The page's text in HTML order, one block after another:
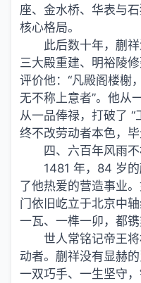
座、金水桥、华表与
核心格局。
此后数十年，蒯
三大殿重建、明裕陵
评价他：“凡殿阁楼榭
无不称上意者”。他从
从一品俸禄，打破了
终不改劳动者本色，
四、六百年风雨
1481 年，84 岁
了他热爱的营造事业
门依旧屹立于北京中
一瓦、一榫一卯，都
世人常铭记帝王
动者。蒯祥没有显赫
一双巧手、一生坚守